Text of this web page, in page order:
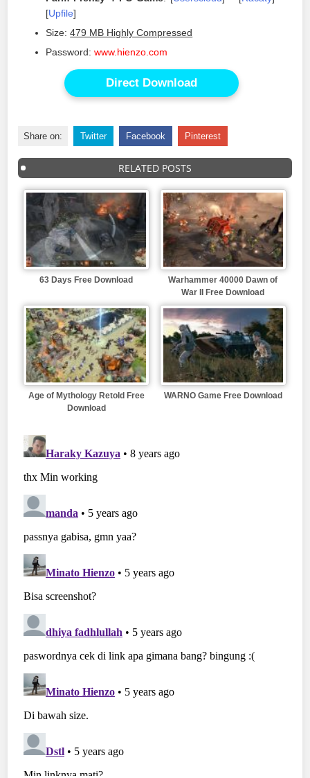
[Upfile]
Size:479 MB Highly Compressed
Password:www.hienzo.com
Direct Download
Share on: Twitter Facebook Pinterest
RELATED POSTS
63 Days Free Download
Warhammer 40000 Dawn of
War II Free Download
Age of Mythology Retold Free
Download
WARNO Game Free Download